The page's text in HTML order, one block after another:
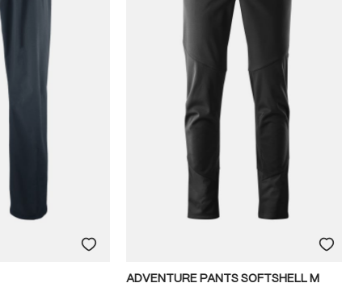
ADVENTURE PANTS SOFTSHELL M